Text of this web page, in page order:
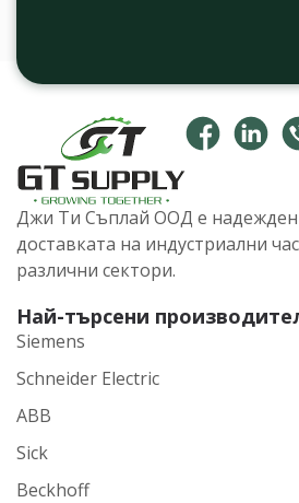
Джи Ти Съплай ООД е
доставката на индустриални
различни сектори.
Най-търсени
Siemens
Schneider Electric
ABB
Sick
Beckhoff